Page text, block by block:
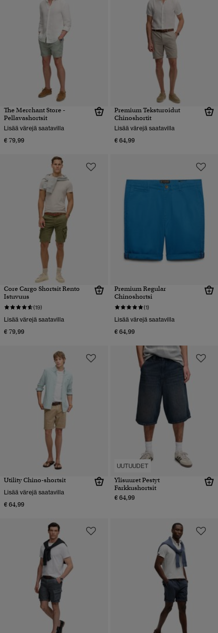
The Merchant Store -
Pellavashortsit
Lisää värejä saatavilla
€ 79,99
Premium Teksturoidut
Chinoshortit
Lisää värejä saatavilla
€ 64,99
Core Cargo Shortsit Rento
Istuvuus
(19)
Lisää värejä saatavilla
€ 79,99
Premium Regular
Chinoshortsi
(1)
Lisää värejä saatavilla
€ 64,99
Utility Chino-shortsit
Lisää värejä saatavilla
€ 64,99
UUTUUDET
Ylisuuret Pestyt
Farkkushortsit
€ 64,99